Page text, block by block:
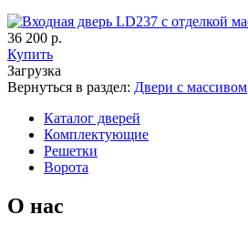
36 200 р.
Купить
Загрузка
Вернуться в раздел: Двери с массивом
Каталог дверей
Комплектующие
Решетки
Ворота
О нас